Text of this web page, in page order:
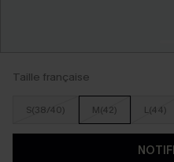
Taille française
S(38/40) M(42) L(44)